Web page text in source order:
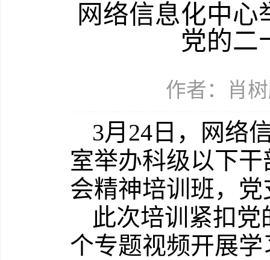
网络信息化中
党的二
作者：肖
3月24日，网络
室举办科级以下
会精神培训班，
此次培训紧扣
个专题视频开展学